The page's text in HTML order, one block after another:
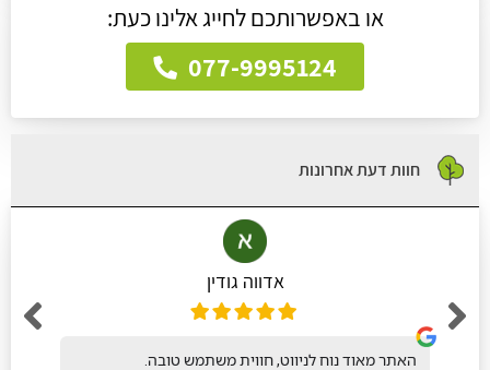
או באפשרותכם לחייג אלינו כעת:
077-9995124
חוות דעת אחרונות
אדווה גודין
האתר מאוד נוח לניווט, חווית משתמש טובה.